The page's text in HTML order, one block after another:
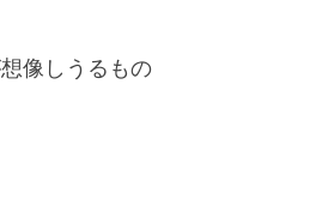
像しうるもの